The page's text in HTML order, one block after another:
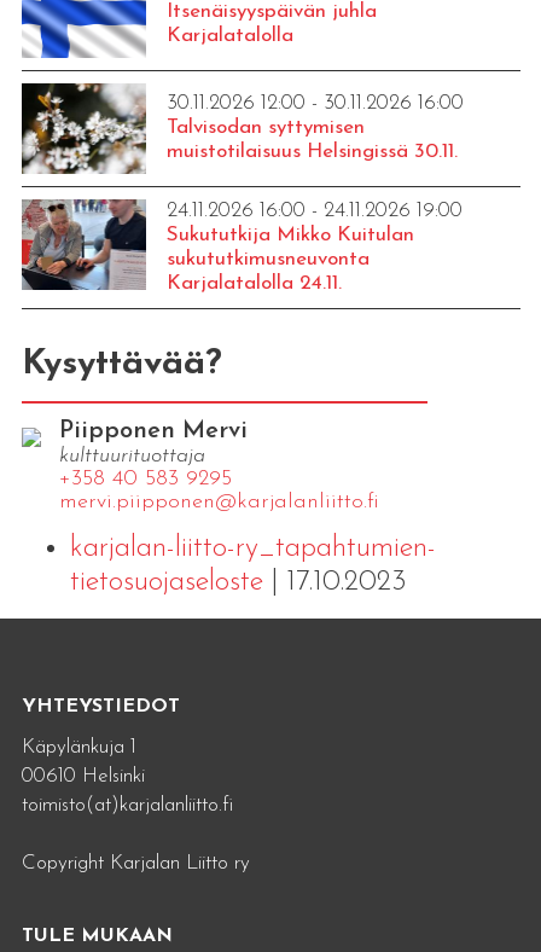
Itsenäisyyspäivän juhla
Karjalatalolla
30.11.2026 12:00 - 30.11.2026 16:00
Talvisodan syttymisen
muistotilaisuus Helsingissä 30.11.
24.11.2026 16:00 - 24.11.2026 19:00
Sukututkija Mikko Kuitulan
sukututkimusneuvonta
Karjalatalolla 24.11.
Kysyttävää?
Piipponen Mervi
kulttuurituottaja
+358 40 583 9295
mervi.​piipponen@​kar​jala​nlii​tto.​fi
karjalan-liitto-ry_tapahtumien-
tietosuojaseloste| 17.10.2023
YHTEYSTIEDOT
Käpylänkuja 1
00610 Helsinki
toimisto(at)karjalanliitto.fi
Copyright Karjalan Liitto ry
TULE MUKAAN